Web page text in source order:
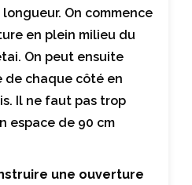
On commence
en plein milieu du
On peut ensuite
de chaque côté en
Il ne faut pas trop
espace de 90 cm
une ouverture